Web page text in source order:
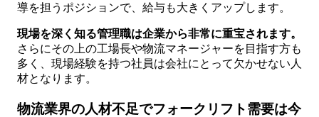
導を担うポジションで、給与も大きくアップします。
現場を深く知る管理職は企業から非常に重宝されます。
さらにその上の工場長や物流マネージャーを目指す方も
多く、現場経験を持つ社員は会社にとって欠かせない人
材となります。
物流業界の人材不足でフォークリフト需要は今